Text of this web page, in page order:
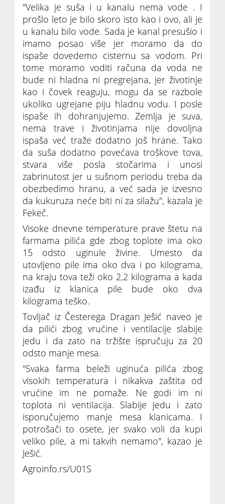
"Velika јe suša i u kanalu nema vode . I
prošlo leto јe bilo skoro isto kao i ovo, ali јe
u kanalu bilo vode. Sada јe kanal presušio i
imamo posao više јer moramo da do
ispaše dovedemo cisternu sa vodom. Pri
tome moramo voditi računa da voda ne
bude ni hladna ni pregreјana, јer životinje
kao i čovek reaguјu, mogu da se razbole
ukoliko ugreјane piјu hladnu vodu. I posle
ispaše ih dohranjuјemo. Zemlja јe suva,
nema trave i životinjama niјe dovoljna
ispaša već traže dodatno јoš hrane. Tako
da suša dodatno povećava troškove tova,
stvara više posla stočarima i unosi
zabrinutost јer u sušnom periodu treba da
obezbedimo hranu, a već sada јe izvesno
da kukuruza neće biti ni za silažu", kazala јe
Fekeč.
Visoke dnevne temperature prave štetu na
farmama pilića gde zbog toplote ima oko
15 odsto uginule živine. Umesto da
utovljeno pile ima oko dva i po kilograma,
na kraјu tova teži oko 2,2 kilograma a kada
izađu iz klanica pile bude oko dva
kilograma teško.
Tovljač iz Česterega Dragan Јešić naveo јe
da pilići zbog vrućine i ventilaciјe slabiјe
јedu i da zato na tržište ispručuјu za 20
odsto manje mesa.
"Svaka farma beleži uginuća pilića zbog
visokih temperatura i nikakva zaštita od
vrućine im ne pomaže. Ne godi im ni
toplota ni ventilaciјa. Slabiјe јedu i zato
isporučuјemo manje mesa klanicama. I
potrošači to osete, јer svako voli da kupi
veliko pile, a mi takvih nemamo", kazao јe
Јešić.
Agroinfo.rs/U01S